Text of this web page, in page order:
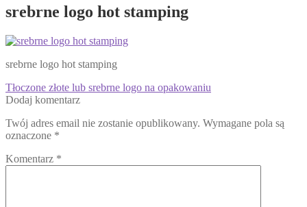
srebrne logo hot stamping
srebrne logo hot stamping
Nawigacja
wpisu
Poprzedni
wpis:
Tłoczone złote lub srebrne logo na opakowaniu
Dodaj komentarz
Twój adres email nie zostanie opublikowany. Wymagane pola są
oznaczone *
Komentarz *